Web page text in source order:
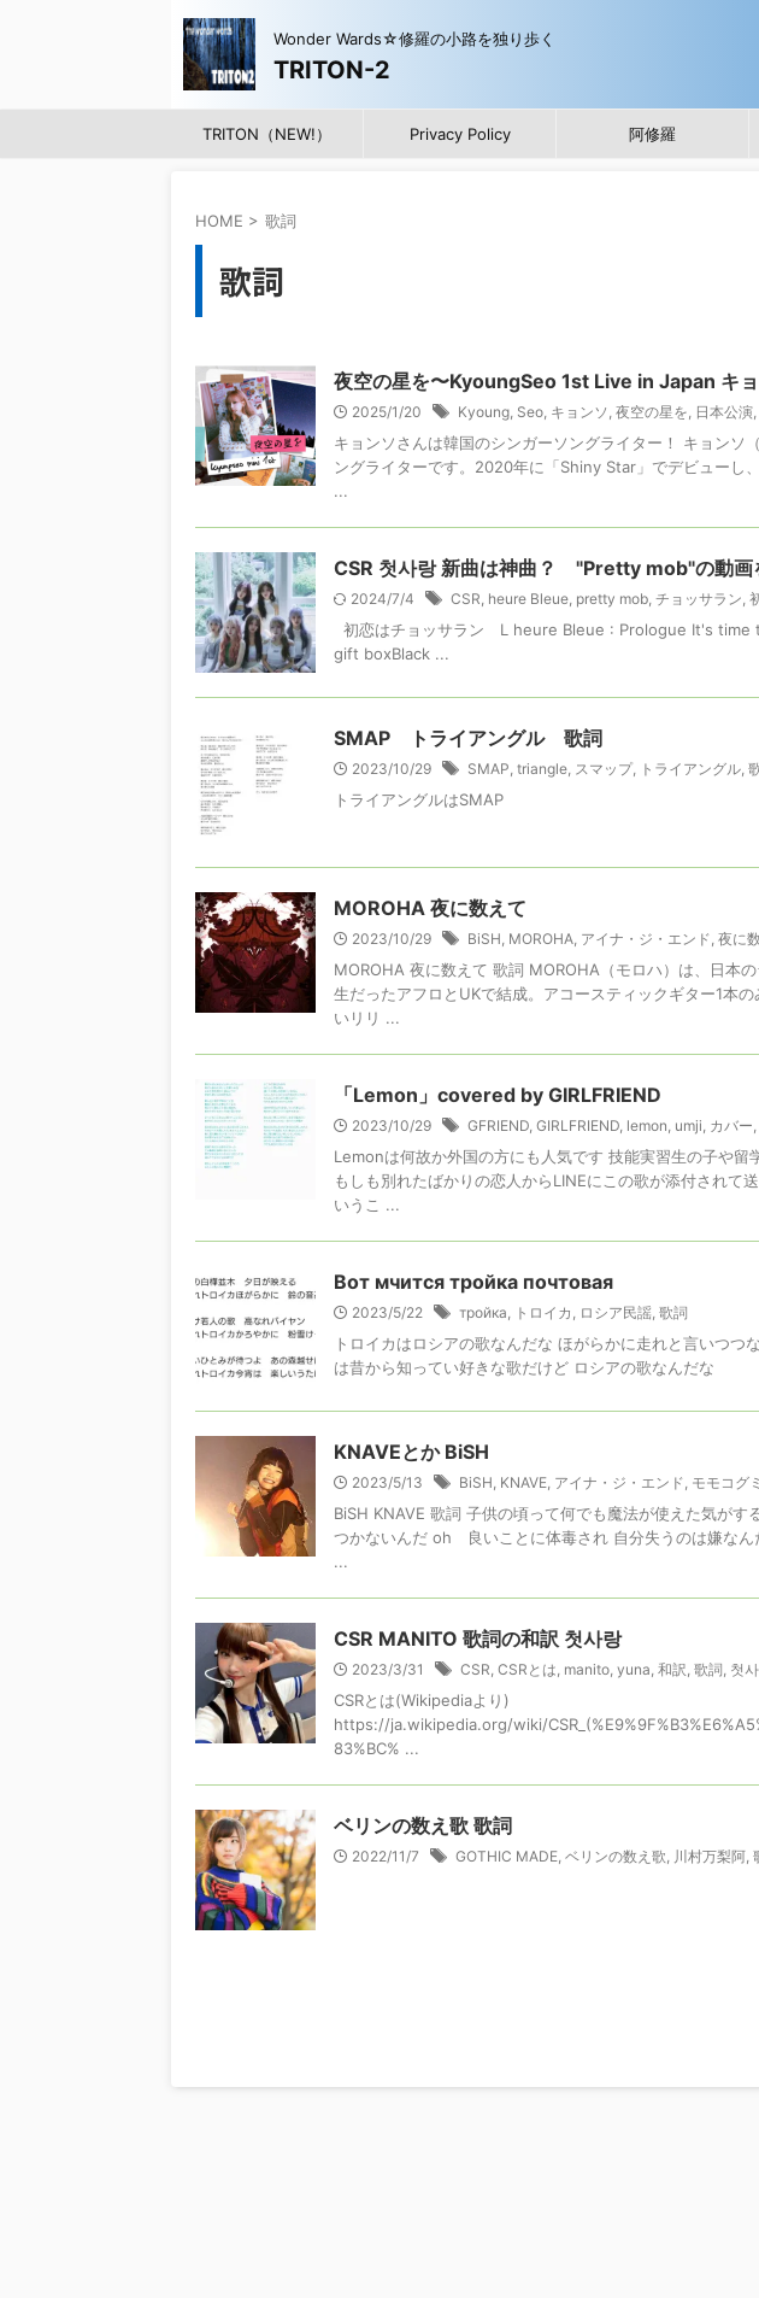
Wonder Wards☆修羅の小路を独り歩く
TRITON-2
TRITON（NEW!） Privacy Policy 阿修羅
HOME > 歌詞
歌詞
夜空の星を〜KyoungSeo 1st Live in Japan キョ
2025/1/20 Kyoung, Seo, キョンソ , 夜空の星を, 日本公演,
キョンソさんは韓国のシンガーソングライター！ キョンソ
ングライターです。2020年に「Shiny Star」でデビューし
...
CSR 첫사랑 新曲は神曲？ "Pretty mob"の動画
2024/7/4 CSR, heure Bleue, pretty mob, チョッサラン,
初恋はチョッサラン L heure Bleue : Prologue It's time
gift boxBlack ...
SMAP トライアングル 歌詞
2023/10/29 SMAP, triangle, スマップ, トライアングル,
トライアングルはSMAP
MOROHA 夜に数えて
2023/10/29 BiSH, MOROHA, アイナ・ジ・エンド, 夜に
MOROHA 夜に数えて 歌詞 MOROHA（モロハ）は、日本
生だったアフロとUKで結成。アコースティックギター1本
いリリ ...
「Lemon」covered by GIRLFRIEND
2023/10/29 GFRIEND, GIRLFRIEND, lemon, umji, カバー,
Lemonは何故か外国の方にも人気です 技能実習生の子や留
もしも別れたばかりの恋人からLINEにこの歌が添付されて
いうこ ...
Вот мчится тройка почтовая
2023/5/22 тройка, トロイカ , ロシア民謡, 歌詞
トロイカはロシアの歌なんだな ほがらかに走れと言いつつ
は昔から知ってい好きな歌だけど ロシアの歌なんだな
KNAVEとか BiSH
2023/5/13 BiSH, KNAVE, アイナ・ジ・エンド, モモコグ
BiSH KNAVE 歌詞 子供の頃って何でも魔法が使えた気が
つかないんだ oh 良いことに体毒され 自分失うのは嫌
...
CSR MANITO 歌詞の和訳 첫사랑
2023/3/31 CSR, CSRとは, manito, yuna, 和訳, 歌詞, 첫
CSRとは(Wikipediaより)
https://ja.wikipedia.org/wiki/
83%BC% ...
ベリンの数え歌 歌詞
2022/11/7 GOTHIC MADE, ベリンの数え歌, 川村万梨阿,